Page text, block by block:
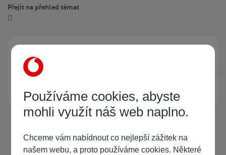
Přejít na přehled témat
Žádný registrovaný uživatel si neprohlíží tuto stránku
Používáme cookies, abyste
mohli využít náš web naplno.
Chceme vám nabídnout co nejlepší zážitek na
našem webu, a proto používáme cookies. Některé